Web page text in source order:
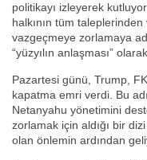
politikayı izleyerek
halkının tüm
vazgeçmeye zorlamaya
“yüzyılın anlaşması”
Pazartesi günü, Trump,
kapatma emri verdi. Bu
Netanyahu yönetimini
zorlamak için aldığı bir
olan önlemin ardından